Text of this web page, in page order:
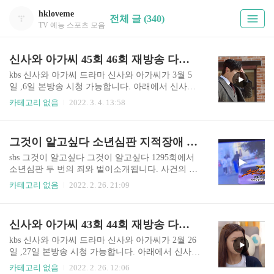
hkloveme
TV 예능 스포츠 모음
전체 글 (340)
신사와 아가씨 45회 46회 재방송 다시보기(+47회 예고)
kbs 신사와 아가씨 드라마 신사와 아가씨가 3월 5
일 ,6일 본방송 시청 가능합니다. 아래에서 신사와
아가씨 재방송 및 다시보기 시청 방법을 확인 바랍
C 에서 볼 수 있습니다. 아래의 사이트를 이용 바랍
니다. https://bit.ly/youngladygentleman_KBS2 신사
와 아가씨 재방송 다시보기(+예고영상) kbs 신사와
아가씨 KBS 2TV 새 주말드라마 '신사와 아가씨'는
자신의 선택에 책임을 다하고 행복을 찾아가는 신
zd1..
카테고리 없음 2022. 3. 4. 13:58
그것이 알고싶다 소년심판 지적장애 여고생 폭행 10대 정체(+다시보기)
sbs 그것이 알고싶다 그것이 알고싶다 1295회에서
소년심판 두 번의 죄와 벌이소개됩니다. 사건의 진
실이 무엇인지 이번 방송을 놓치면 안될 것 같습니
주 토요일 밤 11시10분에 방영합니다. 본방사수를
원하시면 sbs 온에어를 통해 실시간 무료 시청 가능
합니다. 아래의 사이트를 참고 바랍니다. http://bit.l
y/SBS_vod_Free 그것이 알고 싶다 다시보기 그알
카테고리 없음 2022. 2. 26. 21:09
신사와 아가씨 43회 44회 재방송 다시보기(+45회 예고)
kbs 신사와 아가씨 드라마 신사와 아가씨가 2월 26
일 ,27일 본방송 시청 가능합니다. 아래에서 신사와
아가씨 재방송 및 다시보기 시청 방법을 확인 바랍
카테고리 없음 2022. 2. 26. 12:06